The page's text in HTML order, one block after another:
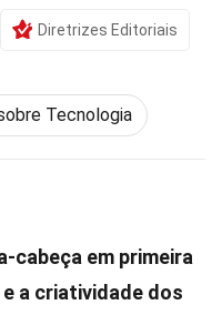
Diretrizes Editoriais
Tecnologia
cabeça em primeira
a criatividade dos